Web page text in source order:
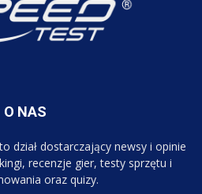
O NAS
dział dostarczający newsy i opinie
recenzje gier, testy sprzętu i
oraz quizy.